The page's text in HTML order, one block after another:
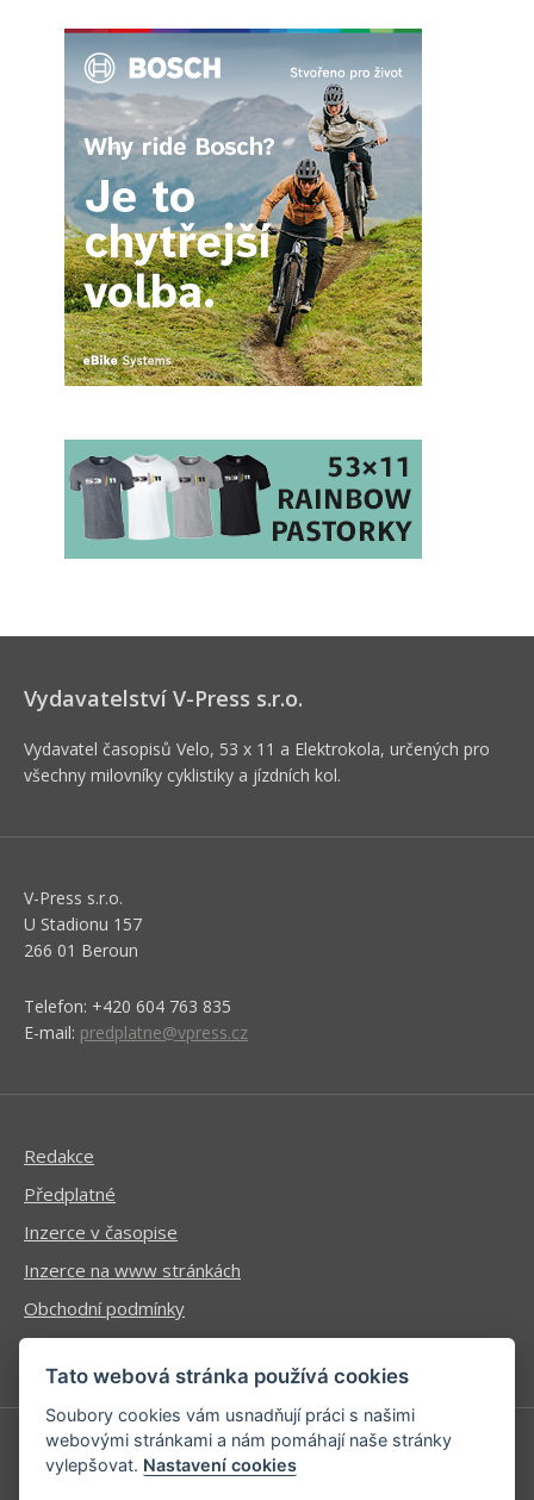
Vydavatelství V-Press s.r.o.
Vydavatel časopisů Velo, 53 x 11 a Elektrokola, určených pro
všechny milovníky cyklistiky a jízdních kol.
V-Press s.r.o.
U Stadionu 157
266 01 Beroun
Telefon: +420 604 763 835
E-mail: predplatne@vpress.cz
Redakce
Předplatné
Inzerce v časopise
Inzerce na www stránkách
Obchodní podmínky
Ochrana osobních údajů
Příhlášení | Registrace
Tato webová stránka používá cookies
Soubory cookies vám usnadňují práci s našimi
webovými stránkami a nám pomáhají naše stránky
vylepšovat. Nastavení cookies